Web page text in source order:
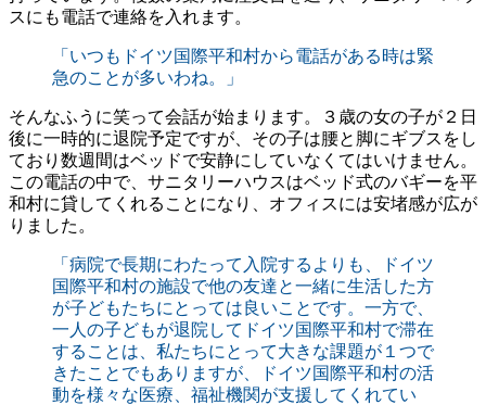
スにも電話で連絡を入れます。
「いつもドイツ国際平和村から電話がある時は緊
急のことが多いわね。」
そんなふうに笑って会話が始まります。３歳の女の子が２日
後に一時的に退院予定ですが、その子は腰と脚にギブスをし
ており数週間はベッドで安静にしていなくてはいけません。
この電話の中で、サニタリーハウスはベッド式のバギーを平
和村に貸してくれることになり、オフィスには安堵感が広が
りました。
「病院で長期にわたって入院するよりも、ドイツ
国際平和村の施設で他の友達と一緒に生活した方
が子どもたちにとっては良いことです。一方で、
一人の子どもが退院してドイツ国際平和村で滞在
することは、私たちにとって大きな課題が１つで
きたことでもありますが、ドイツ国際平和村の活
動を様々な医療、福祉機関が支援してくれてい